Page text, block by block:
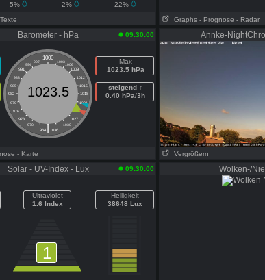
5% 2%
22%
Graphs - Prognose - Radar
Barometer - hPa 09:30:00
1000
997 1003
994
1006
991
1009
988
1012
985
1015
982
1018
979
1021
976
1024
973
1027
970
1030
|
964 1036
1023.5
Max
1023.5 hPa
steigend ↑
0.40 hPa/3h
- Karte
Annke-
Vergrößern
Solar - UV-Index - Lux 09:30:00
Ultraviolet
1.6 Index
1
Helligkeit
38648 Lux
Wolken-/